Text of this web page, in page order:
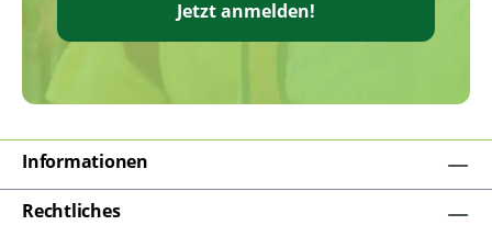
Jetzt anmelden!
Informationen
Rechtliches